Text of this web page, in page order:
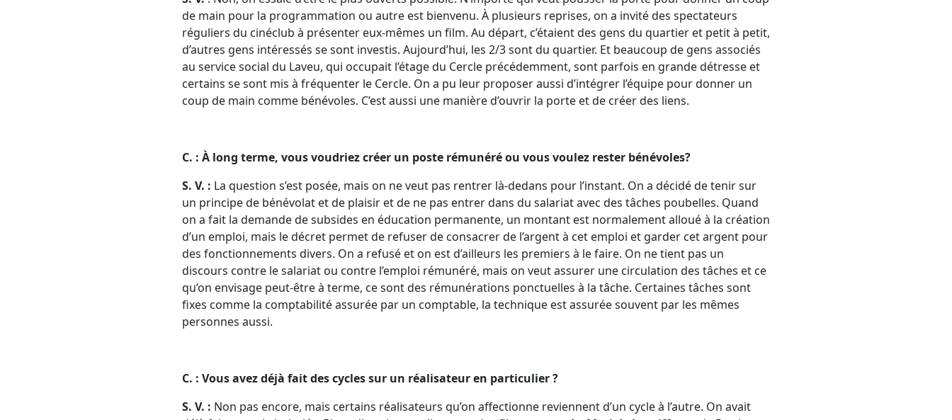
de main pour la programmation ou autre est bienvenu. À plusieurs reprises, on a invité des spectateurs
réguliers du cinéclub à présenter eux-mêmes un film. Au départ, c’étaient des gens du quartier et petit à petit,
d’autres gens intéressés se sont investis. Aujourd’hui, les 2/3 sont du quartier. Et beaucoup de gens associés
au service social du Laveu, qui occupait l’étage du Cercle précédemment, sont parfois en grande détresse et
certains se sont mis à fréquenter le Cercle. On a pu leur proposer aussi d’intégrer l’équipe pour donner un
coup de main comme bénévoles. C’est aussi une manière d’ouvrir la porte et de créer des liens.
C. : À long terme, vous voudriez créer un poste rémunéré ou vous voulez rester bénévoles?
S. V. : La question s’est posée, mais on ne veut pas rentrer là-dedans pour l’instant. On a décidé de tenir sur
un principe de bénévolat et de plaisir et de ne pas entrer dans du salariat avec des tâches poubelles. Quand
on a fait la demande de subsides en éducation permanente, un montant est normalement alloué à la création
d’un emploi, mais le décret permet de refuser de consacrer de l’argent à cet emploi et garder cet argent pour
des fonctionnements divers. On a refusé et on est d’ailleurs les premiers à le faire. On ne tient pas un
discours contre le salariat ou contre l’emploi rémunéré, mais on veut assurer une circulation des tâches et ce
qu’on envisage peut-être à terme, ce sont des rémunérations ponctuelles à la tâche. Certaines tâches sont
fixes comme la comptabilité assurée par un comptable, la technique est assurée souvent par les mêmes
personnes aussi.
C. : Vous avez déjà fait des cycles sur un réalisateur en particulier ?
S. V. : Non pas encore, mais certains réalisateurs qu’on affectionne reviennent d’un cycle à l’autre. On avait